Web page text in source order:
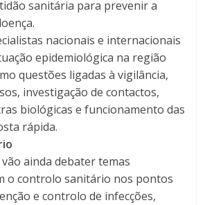
sanitária para prevenir a
nacionais e internacionais
epidemiológica na região
questões ligadas à vigilância,
investigação de contactos,
biológicas e funcionamento das
rápida.
ainda debater temas
o controlo sanitário nos pontos
e controlo de infecções,